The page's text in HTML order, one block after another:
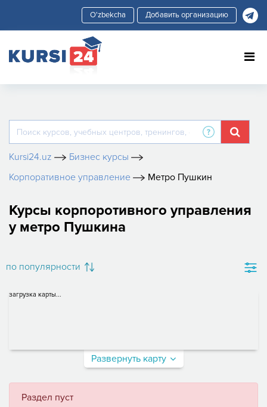
Добавить организацию
Kursi24.uz
Бизнес курсы
Корпоративное управление
Метро Пушкин
Курсы корпоротивного управления
у метро Пушкина
по популярности
загрузка карты...
Развернуть карту
Раздел пуст